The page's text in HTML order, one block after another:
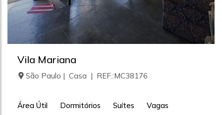
Vila Mariana
São Paulo | Casa | REF.:MC38176
Área Útil
Dormitórios
Suítes
Vagas